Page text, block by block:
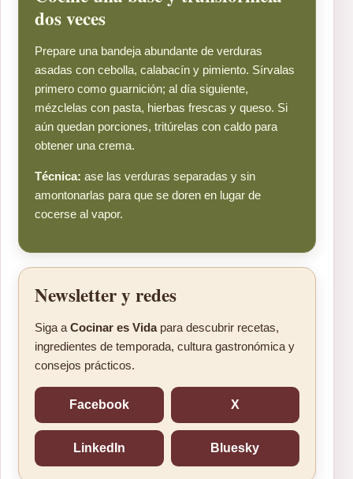
dos veces
Prepare una bandeja abundante de verduras
asadas con cebolla, calabacín y pimiento. Sírvalas
primero como guarnición; al día siguiente,
mézclelas con pasta, hierbas frescas y queso. Si
aún quedan porciones, tritúrelas con caldo para
obtener una crema.
Técnica: ase las verduras separadas y sin
amontonarlas para que se doren en lugar de
cocerse al vapor.
Newsletter y redes
Siga a Cocinar es Vidapara descubrir recetas,
ingredientes de temporada, cultura gastronómica y
consejos prácticos.
Facebook X
LinkedIn Bluesky